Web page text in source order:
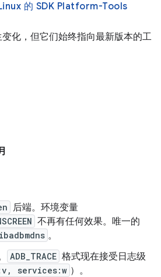
的 SDK Platform-Tools
化，但它们始终指向最新版本的工
后端。环境变量
不再有任何效果。唯一的
。
ADB_TRACE 格式现在接受日志级
services:w ）。